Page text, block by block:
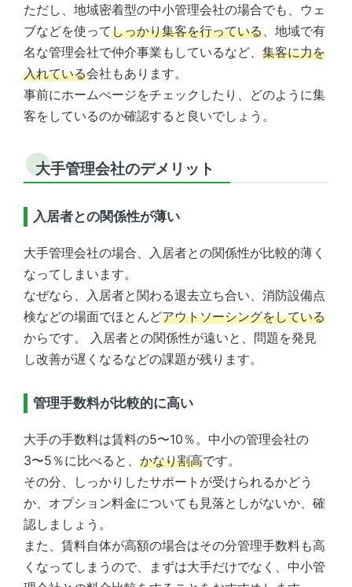
ただし、地域密着型の中小管理会社の場合でも、ウェ
ブなどを使ってしっかり集客を行っている 、地域で有
名な管理会社で仲介事業もしているなど、 集客に力を
入れている会社もあります。
事前にホームぺージをチェックしたり、どのように集
客をしているのか確認すると良いでしょう。
大手管理会社のデメリット
入居者との関係性が薄い
大手管理会社の場合、入居者との関係性が比較的薄く
なってしまいます。
なぜなら、入居者と関わる退去立ち合い、消防設備点
検などの場面でほとんどアウトソーシングをしている
からです。 入居者との関係性が遠いと、問題を発見
し改善が遅くなるなどの課題が残ります。
管理手数料が比較的に高い
大手の手数料は賃料の5〜10％。中小の管理会社の
3〜5％に比べると、 かなり割高です。
その分、しっかりしたサポートが受けられるかどう
か、オプション料金についても見落としがないか、確
認しましょう。
また、賃料自体が高額の場合はその分管理手数料も高
くなってしまうので、まずは大手だけでなく、中小管